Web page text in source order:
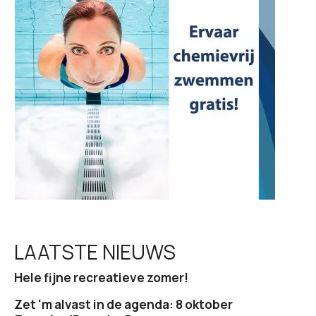
a
t
i
e
LAATSTE NIEUWS
Hele fijne recreatieve zomer!
Zet 'm alvast in de agenda: 8 oktober